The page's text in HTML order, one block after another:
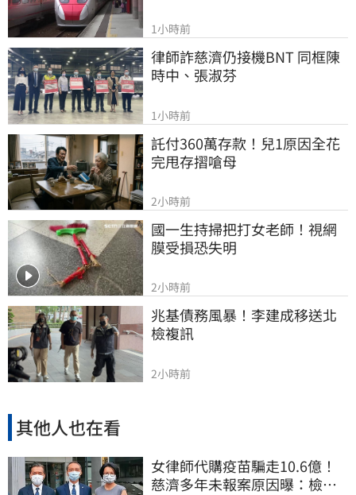
1小時前
律師詐慈濟仍接機BNT 同框陳
時中、張淑芬
1小時前
託付360萬存款！兒1原因全花
完甩存摺嗆母
2小時前
國一生持掃把打女老師！視網
膜受損恐失明
2小時前
兆基債務風暴！李建成移送北
檢複訊
2小時前
其他人也在看
女律師代購疫苗騙走10.6億！
慈濟多年未報案原因曝：檢警